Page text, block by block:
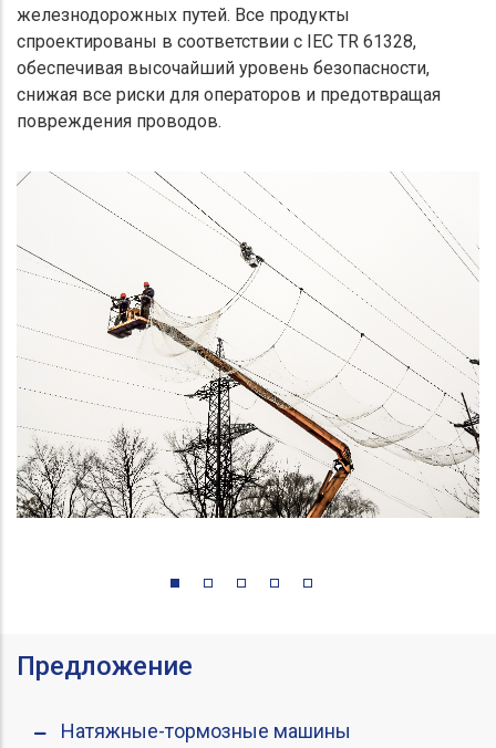
железнодорожных путей. Все продукты
спроектированы в соответствии с IEC TR 61328,
обеспечивая высочайший уровень безопасности,
снижая все риски для операторов и предотвращая
повреждения проводов.
Предложение
Натяжные-тормозные машины